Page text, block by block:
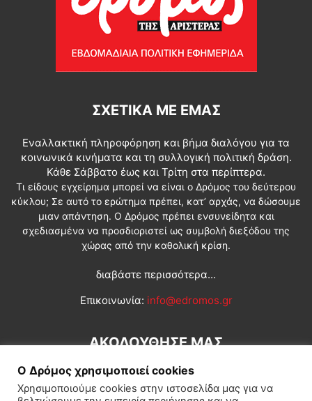
ΣΧΕΤΙΚΆ ΜΕ ΕΜΆΣ
Εναλλακτική πληροφόρηση και βήμα διαλόγου για τα
κοινωνικά κινήματα και τη συλλογική πολιτική δράση.
Κάθε Σάββατο έως και Τρίτη στα περίπτερα.
Τι είδους εγχείρημα μπορεί να είναι ο Δρόμος του δεύτερου
κύκλου; Σε αυτό το ερώτημα πρέπει, κατ’ αρχάς, να δώσουμε
μιαν απάντηση. Ο Δρόμος πρέπει ενσυνείδητα και
σχεδιασμένα να προσδιοριστεί ως συμβολή διεξόδου της
χώρας από την καθολική κρίση.
διαβάστε περισσότερα...
Επικοινωνία: info@edromos.gr
ΑΚΟΛΟΥΘΗΣΕ ΜΑΣ
Ο Δρόμος χρησιμοποιεί cookies
Χρησιμοποιούμε cookies στην ιστοσελίδα μας για να